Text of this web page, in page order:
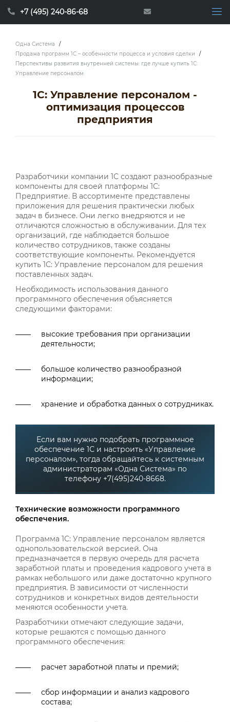
+7 (495) 240-86-68
Одна Система
/
Продажа программ 1С – особенности процесса и условия сделки
/
Перспективы развития внутренней системы: где лучше купить 1С:
Управление персоналом
1С: Управление персоналом -
оптимизация процессов
предприятия
Разработчики компании 1С создают разнообразные
компоненты для своей платформы 1С:
Предприятие. В ассортименте представлены
приложения для решения практически любых
задач в бизнесе. Они легко внедряются и не
отличаются сложностью в обслуживании. Для тех
организаций, где наблюдается большое
количество сотрудников, также созданы
соответствующие компоненты. Рекомендуется
купить 1С: Управление персоналом для решения
поставленных задач.
Необходимость использования данного
программного обеспечения объясняется
следующими факторами:
высокие требования при организации
деятельности;
большое количество разнообразной
информации;
хранение и обработка данных о сотрудниках.
Если вам нужно подобрать программное
обеспечение 1С и настроить «Управление
персоналом», тогда обращайтесь к системным
администраторам «Одна Система» по
телефону +7(495)240-8668.
Технические возможности программного
обеспечения.
Программа 1С: Управление персоналом является
однопользовательской версией. Она
предназначается в первую очередь для расчета
заработной платы и проведения кадрового учета в
рамках небольшого или даже достаточно крупного
предприятия. В зависимости от численности
сотрудников и конкретных видов деятельности
меняются особенности учета.
Разработчики отмечают следующие задачи,
которые решаются с помощью данного
программного обеспечения:
расчет заработной платы и премий;
сбор информации и анализ кадрового
состава;